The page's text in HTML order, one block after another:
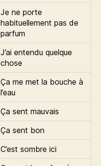
Je ne porte
habituellement pas de
parfum
J’ai entendu quelque
chose
Ça me met la bouche à
l’eau
Ça sent mauvais
Ça sent bon
C’est sombre ici